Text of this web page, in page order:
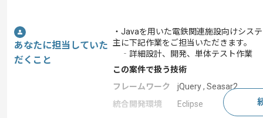
あなたに担当していた
だくこと
・Javaを用いた電鉄関連施設向けシス
主に下記作業をご担当いただきます。
‐詳細設計、開発、単体テスト作業
この案件で扱う技術
フレームワーク
jQuery , Seasar2
統合開発環境
Eclipse